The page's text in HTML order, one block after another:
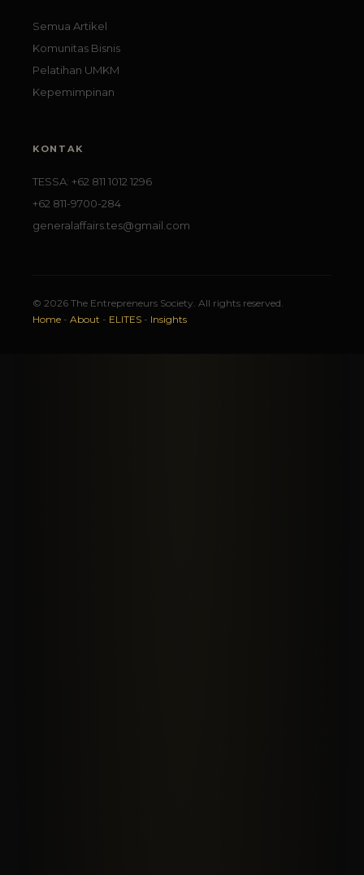
Semua Artikel
Komunitas Bisnis
Pelatihan UMKM
Kepemimpinan
KONTAK
TESSA: +62 811 1012 1296
+62 811-9700-284
generalaffairs.tes@gmail.com
© 2026 The Entrepreneurs Society. All rights reserved.
Home - About - ELITES - Insights